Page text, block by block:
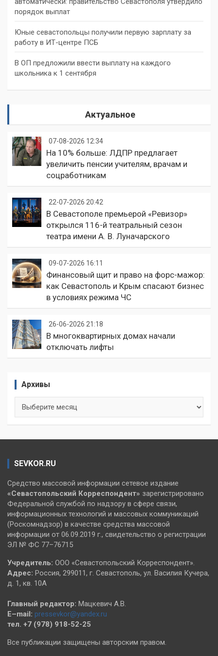
порядок выплат
Юные севастопольцы получили первую зарплату за
работу в ИТ-центре ПСБ
В ОП предложили ввести выплату на каждого
школьника к 1 сентября
Актуальное
07-08-2026 12:34
На 10% больше: ЛДПР предлагает
увеличить пенсии учителям, врачам и
соцработникам
22-07-2026 20:42
В Севастополе премьерой «Ревизор»
открылся 116-й театральный сезон
театра имени А. В. Луначарского
09-07-2026 16:11
Финансовый щит и право на форс-мажор:
как Севастополь и Крым спасают бизнес
в условиях режима ЧС
26-06-2026 21:18
В многоквартирных домах начали
отключать лифты
Архивы
SEVKOR.RU
Средство массовой информации сетевое издание
«Севастопольский Корреспондент» зарегистрировано
Федеральной службой по надзору в сфере связи,
информационных технологий и массовых коммуникаций
(Роскомнадзор) в качестве средства массовой
информации от 06.09.2019 г., свидетельство о регистрации
ЭЛ № ФС 77–76715
Учредитель: ООО «Севастопольский Корреспондент».
Адрес: Россия, 299011, г. Севастополь, ул. Василия Кучера,
д. 1, кв. 10А
Главный редактор: Мацкевич А.В.
E–mail: pressevkor@yandex.ru
тел. +7 (978) 918-52-25
Все публикации защищены авторским правом.